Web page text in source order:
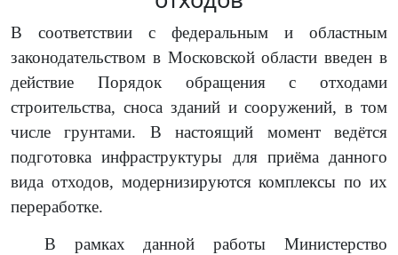
В соответствии с федеральным и областным
законодательством в Московской области введен в
действие Порядок обращения с отходами
строительства, сноса зданий и сооружений, в том
числе грунтами. В настоящий момент ведётся
подготовка инфраструктуры для приёма данного
вида отходов, модернизируются комплексы по их
переработке.
В рамках данной работы Министерство